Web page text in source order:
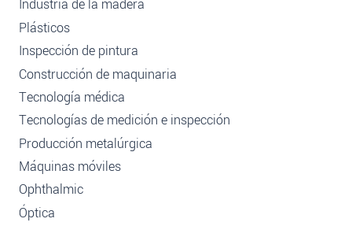
Industria de la madera
Plásticos
Inspección de pintura
Construcción de maquinaria
Tecnología médica
Tecnologías de medición e inspección
Producción metalúrgica
Máquinas móviles
Ophthalmic
Óptica